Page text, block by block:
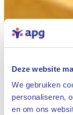
Deze website
We gebruiken
personaliseren,
en om ons